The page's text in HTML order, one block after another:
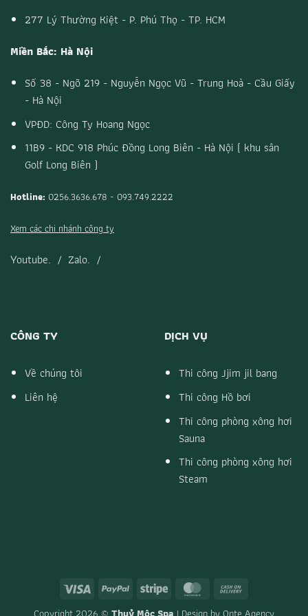
277 Lý Thường Kiệt - P. Phú Thọ - TP. HCM
Miền Bắc: Hà Nội
Số 38 - Ngõ 219 - Nguyễn Ngọc Vũ - Trung Hoà - Cầu Giấy
- Hà Nội
VPĐD: Công Ty Hoang Ngọc
11B9 - KDC 918 Phúc Đồng Long Biên - Hà Nội ( khu sân
Golf Long Biên )
Hotline: 0256.3636.678 - 093.749.2222
Xem các chi nhánh công ty
Youtube. / Zalo. /
CÔNG TY
Về chúng tôi
Liên hệ
DỊCH VỤ
Thi công Jjim jil bang
Thi công Hồ bơi
Thi công phòng xông hơi
Sauna
Thi công phòng xông hơi
Steam
Visa PayPal Stripe MasterCard
Copyright 2026 © Thuỷ Mộc Spa | Design byOnte Agency